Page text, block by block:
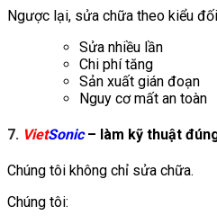
Ngược lại, sửa chữa theo kiểu
Sửa nhiều lần
Chi phí tăng
Sản xuất gián đoạn
Nguy cơ mất an toàn
7. VietSonic– làm kỹ thuật
Chúng tôi không chỉ sửa chữa.
Chúng tôi: